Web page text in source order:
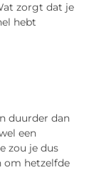
zorgt dat je
hebt
duurder dan
een
zou je dus
om hetzelfde